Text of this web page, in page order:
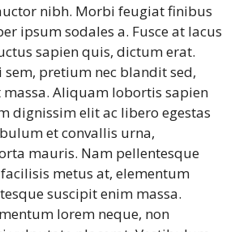
nibh. Morbi feugiat finibus
ipsum sodales a. Fusce at lacus
sapien quis, dictum erat.
sem, pretium nec blandit sed,
Aliquam lobortis sapien
dignissim elit ac libero egestas
et convallis urna,
mauris. Nam pellentesque
metus at, elementum
suscipit enim massa.
lorem neque, non